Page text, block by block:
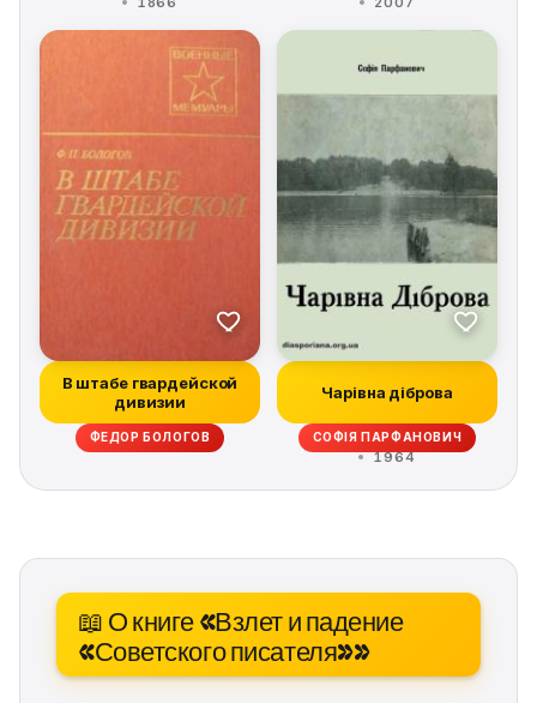
В штабе гвардейской
дивизии
ФЕДОР БОЛОГОВ
Чарівна діброва
СОФІЯ ПАРФАНОВИЧ
1964
📖 О книге «Взлет и падение
«Советского писателя»»